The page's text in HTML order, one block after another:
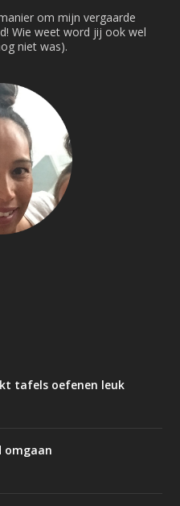
om mijn vergaarde
Wie weet word jij ook wel
niet was).
tafels oefenen leuk
omgaan